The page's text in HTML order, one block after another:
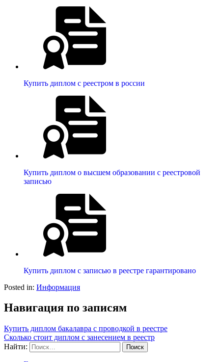
Купить диплом с реестром в россии
Купить диплом о высшем образовании с реестровой
записью
Купить диплом с записью в реестре гарантировано
Posted in: Информация
Навигация по записям
Купить диплом бакалавра с проводкой в реестре
Сколько стоит диплом с занесением в реестр
Найти: